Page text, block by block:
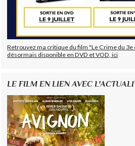
Retrouvez ma critique du film "Le Crime du 3e
désormais disponible en DVD et VOD, ici
LE FILM EN LIEN AVEC